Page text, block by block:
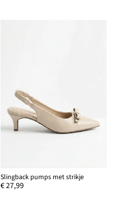
Slingback pumps met strikje
€ 27,99